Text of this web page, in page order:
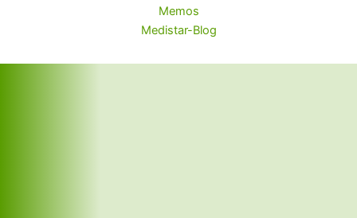
Memos
Medistar-Blog